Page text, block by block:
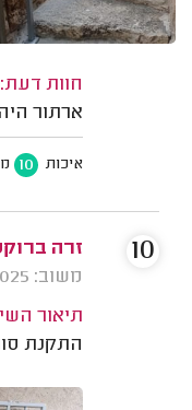
חוות דעת:
ארתור
איכות 10
זרה
משוב: 22/05/2025
תיאור
התקנת
10